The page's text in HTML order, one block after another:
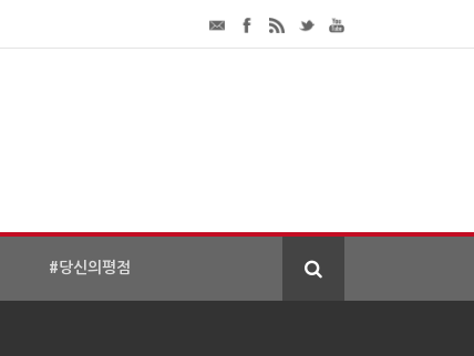
#당신의평점